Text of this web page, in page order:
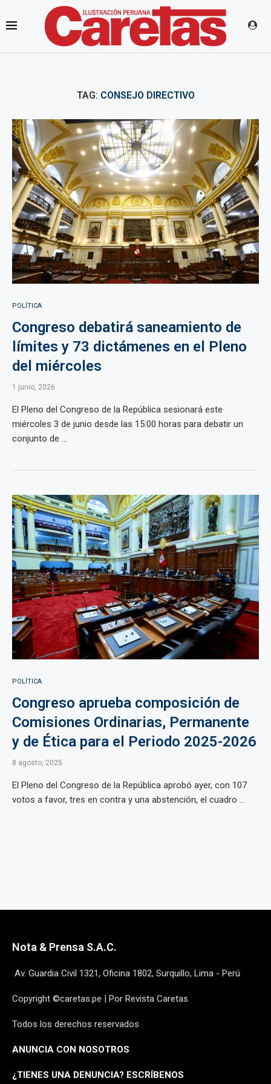
TAG: CONSEJO DIRECTIVO
POLÍTICA
Congreso debatirá saneamiento de
límites y 73 dictámenes en el Pleno
del miércoles
1 junio, 2026
El Pleno del Congreso de la República sesionará este
miércoles 3 de junio desde las 15:00 horas para debatir un
conjunto de ...
POLÍTICA
Congreso aprueba composición de
Comisiones Ordinarias, Permanente
y de Ética para el Periodo 2025-2026
8 agosto, 2025
El Pleno del Congreso de la República aprobó ayer, con 107
votos a favor, tres en contra y una abstención, el cuadro ...
Nota & Prensa S.A.C.
Av. Guardia Civil 1321, Oficina 1802, Surquillo, Lima - Perú
Copyright ©caretas.pe | Por Revista Caretas
Todos los derechos reservados
ANUNCIA CON NOSOTROS
¿TIENES UNA DENUNCIA? ESCRÍBENOS